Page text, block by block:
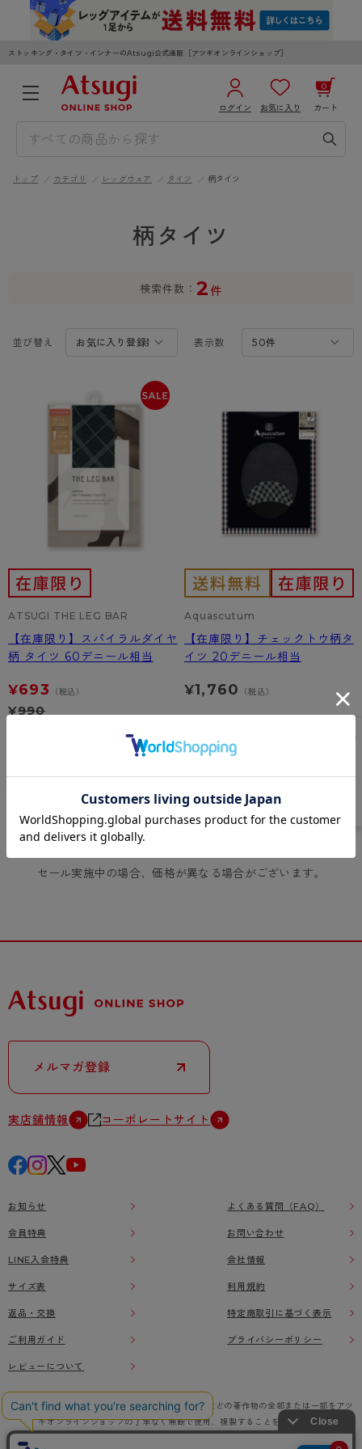
ストッキング・タイツ・インナーのAtsugi公式通販［アツギオンラインショップ］
ログイン お気に入り カート
0
3,980円以上のご購入で送料無料
レッグウェア
ストッキング
- 無地ストッキング
- 柄ストッキング
- パンティ部レスストッキング
タイツ
- 無地タイツ
- ひざ下丈タイツ
レギンス・スパッツ
インナーウェア
ブラジャー
- ノンワイヤーブラ
- ワイヤーブラ
ショーツ
- レギュラーショーツ
- サニタリーショーツ
- ガードル・補正ショーツ
肌着・インナー
- 長袖（七分袖以上）
- タンクトップ
- カップ付きインナー
ライフスタイルウェア
ボトムス
トップス
アクティブ・スポーツ
- スポーツブラ
- スポーツトップス
- スポーツボトムス
雑貨・小物
レッグウエア
ソックス・靴下
クルー・レギュラー丈ソックス
スニーカー丈・くるぶし丈ソックス
インナーウエア
メンズパンツ
ボクサー
トランクス
肌着・インナー
ライフスタイルウェア
ボトムス
トップス
レッグウエア
タイツ
ソックス・靴下
クルー・レギュラー丈ソックス
スニーカー丈・くるぶし丈ソックス
スクールソックス
インナーウエア
ブラジャー
ノンワイヤーブラ
ワイヤーブラ
ショーツ
レギュラーショーツ
サニタリーショーツ
ボクサー
ブランドから探す
AZGI
アスティーグ
クリアビューティアクティブ
フェイクタイツ
hotto comfort
Atsugi COLORS
BT
スクールタイム
みんなの、みんなの。
CLINICAL
ハイジュニ
商品選びのお手伝い
お悩み別ガードル
ブラジャー特集
タイツの選び方
はじめての方へ
よくある質問（FAQ）
サイズ表
お支払い方法について
配送方法について
返品・交換について
お問い合わせについて
トップ カテゴリ レッグウェア タイツ 柄タイツ
柄タイツ
検索件数 2 件
並び替え 表示数
ATSUGI THE LEG BAR
【在庫限り】スパイラルダイヤ
柄 タイツ 60デニール相当
¥693 （税込）
¥990
Aquascutum
【在庫限り】チェックトウ柄タ
イツ 20デニール相当
¥1,760 （税込）
あなたにおすすめの商品
セール実施中の場合、価格が異なる場合がございます。
メルマガ登録
実店舗情報 コーポレートサイト
お知らせ
会員特典
LINE入会特典
サイズ表
返品・交換
ご利用ガイド
レビューについて
よくある質問（FAQ）
お問い合わせ
会社情報
利用規約
特定商取引に基づく表示
プライバシーポリシー
本ウェブサイト上に掲載されている画像、イラストなどの著作物の全部または一部をアツ
ギオンラインショップの了承なく無断で使用、複製することを禁じます。